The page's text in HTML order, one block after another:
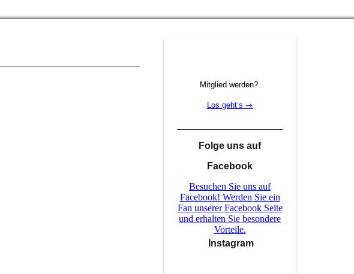
Mitglied werden?
Los geht’s →
Folge uns auf
Facebook
Besuchen Sie uns auf
Facebook! Werden Sie ein
Fan unserer Facebook Seite
und erhalten Sie besondere
Vorteile.
Instagram